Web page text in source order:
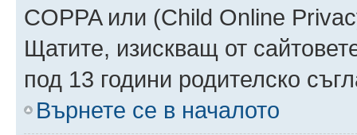
COPPA или (Child Online
Щатите, изискващ от
под 13 години родителско
Върнете се в началото